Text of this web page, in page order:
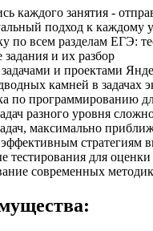
каждого занятия -
подход к каждому
по всем разделам ЕГЭ:
и их разбор
и проектами
камней в задачах
по программированию
разного уровня
максимально
стратегиям
тестирования для оценки
современных